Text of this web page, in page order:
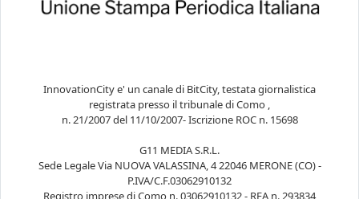
InnovationCity e' un canale di BitCity, testata giornalistica
registrata presso il tribunale di Como ,
n. 21/2007 del 11/10/2007- Iscrizione ROC n. 15698
G11 MEDIA S.R.L.
Sede Legale Via NUOVA VALASSINA, 4 22046 MERONE (CO) -
P.IVA/C.F.03062910132
Registro imprese di Como n. 03062910132 - REA n. 293834